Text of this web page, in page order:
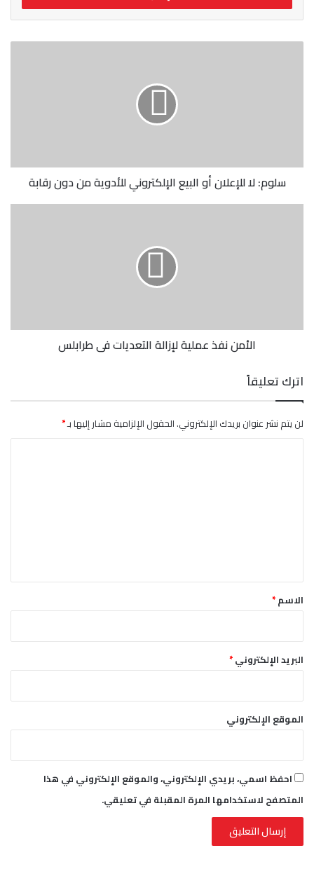
سلوم:
دون
رقابةسلوم: لا للإعلان أو البيع الإلكتروني للأدوية من دون رقابة
الأمن نفذ عملية لإزالة التعديات في طرابلس
اترك تعليقاً
لن يتم نشر عنوان بريدك الإلكتروني. الحقول الإلزامية مشار إليها بـ*
*الاسم*
البريد الإلكتروني*
الموقع الإلكتروني
احفظ اسمي، بريدي الإلكتروني، والموقع الإلكتروني في هذا
المتصفح لاستخدامها المرة المقبلة في تعليقي.